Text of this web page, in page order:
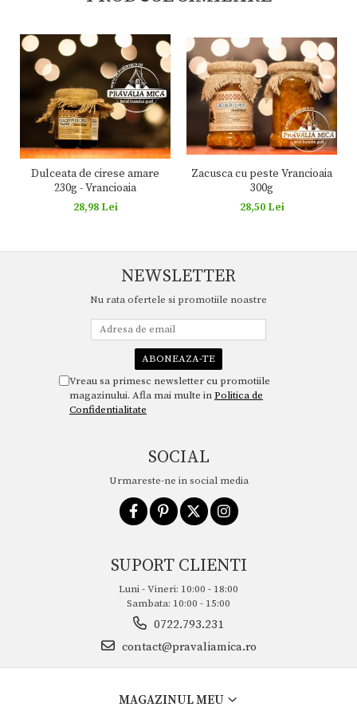
Dulceata de cirese amare
230g - Vrancioaia
28,98 Lei
Zacusca cu peste Vrancioaia
300g
28,50 Lei
NEWSLETTER
Nu rata ofertele si promotiile noastre
Vreau sa primesc newsletter cu promotiile
magazinului. Afla mai multe inPolitica de
Confidentialitate
SOCIAL
Urmareste-ne in social media
SUPORT CLIENTI
Luni - Vineri: 10:00 - 18:00
Sambata: 10:00 - 15:00
0722.793.231
contact@pravaliamica.ro
MAGAZINUL MEU